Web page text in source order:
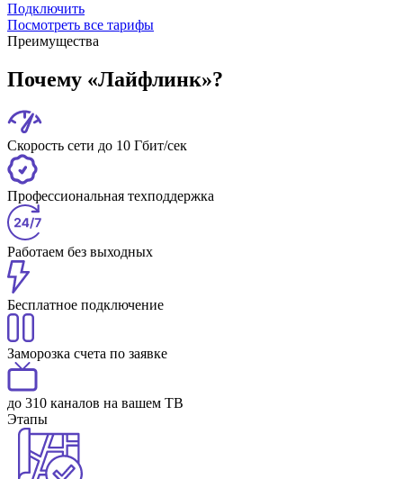
Подключить
Посмотреть все тарифы
Преимущества
Почему «Лайфлинк»?
Скорость сети до 10 Гбит/сек
Профессиональная техподдержка
Работаем без выходных
Бесплатное подключение
Заморозка счета по заявке
до 310 каналов на вашем ТВ
Этапы